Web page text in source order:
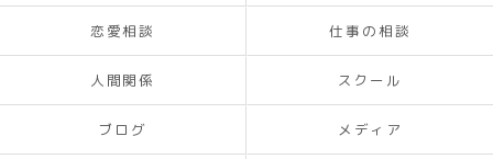
恋愛相談 仕事の相談
人間関係 スクール
ブログ メディア